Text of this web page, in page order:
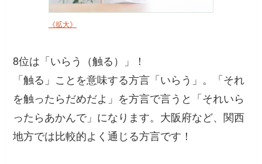
《拡大》
8位は「いらう（触る）」！
「触る」ことを意味する方言「いらう」。「それ
を触ったらだめだよ」を方言で言うと「それいら
ったらあかんで」になります。大阪府など、関西
地方では比較的よく通じる方言です！